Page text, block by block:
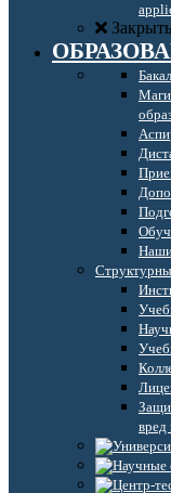
Закрыть
вред